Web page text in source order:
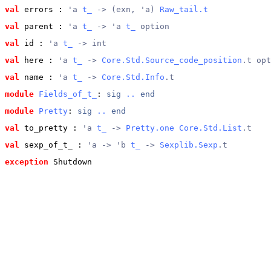
val errors : 'a t_ -> (exn, 'a) Raw_tail.t
val
parent : 'a t_ -> 'a t_
option
val
id : 'a t_
-> int
val
here : 'a t_ -> Core.Std.Source_code_position .t
val
name : 'a t_ -> Core.Std.Info .t
module Fields_of_t_ : sig ..
end
module Pretty : sig ..
end
val
to_pretty : 'a t_ -> Pretty.one Core.Std.List .t
val
sexp_of_t_ : 'a -> 'b t_ -> Sexplib.Sexp .t
exception Shutdown